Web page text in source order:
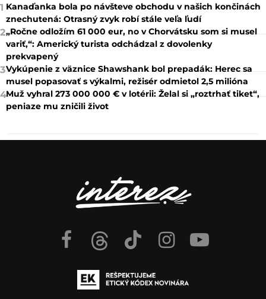
1 Kanaďanka bola po návšteve obchodu v našich končinách
znechutená: Otrasný zvyk robí stále veľa ľudí
2„Ročne odložím 61 000 eur, no v Chorvátsku som si musel
variť,“: Americký turista odchádzal z dovolenky
prekvapený
3Vykúpenie z väznice Shawshank bol prepadák: Herec sa
musel popasovať s výkalmi, režisér odmietol 2,5 milióna
4Muž vyhral 273 000 000 € v lotérii: Želal si „roztrhať tiket“,
peniaze mu zničili život